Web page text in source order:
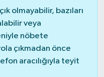
olmayabilir, bazıları
veya
nöbete
çıkmadan önce
aracılığıyla teyit